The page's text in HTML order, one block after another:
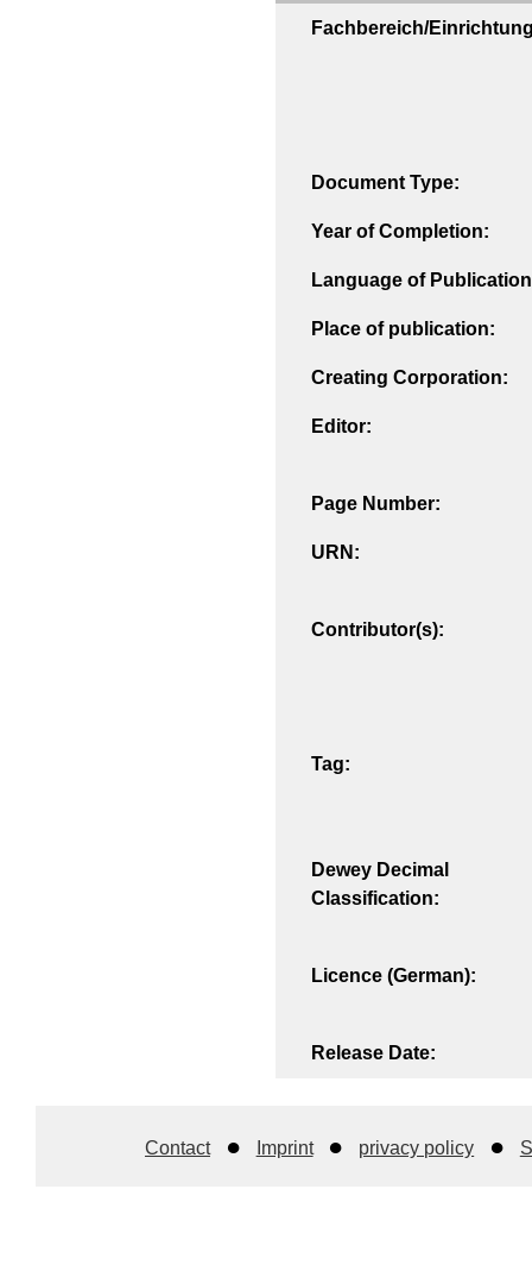
Fachbereich/
Document Type:
Year of Completion:
Language of
Place of publication:
Creating Corporation:
Editor:
Page Number:
URN:
Contributor(s):
Tag:
Dewey Decimal
Classification:
Licence (German):
Release Date:
Contact Imprint privacy policy